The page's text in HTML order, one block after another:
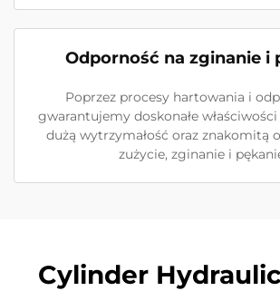
Odporność na zginanie i
Poprzez procesy hartowania i
gwarantujemy doskonałe
dużą wytrzymałość oraz znakomitą
zużycie, zginanie i
Cylinder